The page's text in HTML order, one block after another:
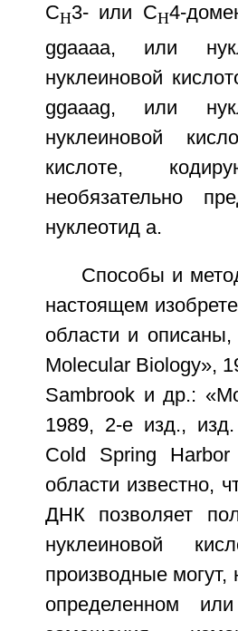
CH3- или CH4-
ggaaaa, или
нуклеиновой
ggaaag, или
нуклеиновой
кислоте,
необязательно
нуклеотид а.
Способы и
настоящем
области и
Molecular Biology»,
Sambrook и др.:
1989, 2-е изд.,
Cold Spring
области известно,
ДНК позволяет
нуклеиновой
производные
определенном